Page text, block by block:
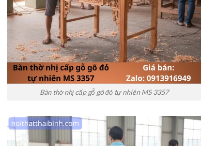
Bàn thờ nhị cấp gỗ gõ đỏ tự nhiên MS 3357